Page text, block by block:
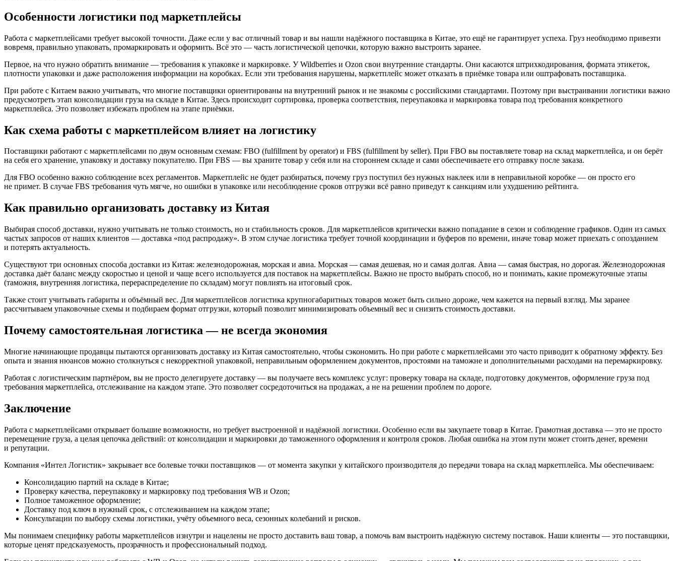
Особенности логистики под маркетплейсы
Работа с маркетплейсами требует высокой точности. Даже если у вас отличный товар и вы нашли надёжного поставщика в Китае, это ещё не гарантирует успеха. Груз необходимо привезти
вовремя, правильно упаковать, промаркировать и оформить. Всё это — часть логистической цепочки, которую важно выстроить заранее.
Первое, на что нужно обратить внимание — требования к упаковке и маркировке. У Wildberries и Ozon свои внутренние стандарты. Они касаются штрихкодирования, формата этикеток,
плотности упаковки и даже расположения информации на коробках. Если эти требования нарушены, маркетплейс может отказать в приёмке товара или оштрафовать поставщика.
При работе с Китаем важно учитывать, что многие поставщики ориентированы на внутренний рынок и не знакомы с российскими стандартами. Поэтому при выстраивании логистики важно
предусмотреть этап консолидации груза на складе в Китае. Здесь происходит сортировка, проверка соответствия, переупаковка и маркировка товара под требования конкретного
маркетплейса. Это позволяет избежать проблем на этапе приёмки.
Как схема работы с маркетплейсом влияет на логистику
Поставщики работают с маркетплейсами по двум основным схемам: FBO (fulfillment by operator) и FBS (fulfillment by seller). При FBO вы поставляете товар на склад маркетплейса, и он берёт
на себя его хранение, упаковку и доставку покупателю. При FBS — вы храните товар у себя или на стороннем складе и сами обеспечиваете его отправку после заказа.
Для FBO особенно важно соблюдение всех регламентов. Маркетплейс не будет разбираться, почему груз поступил без нужных наклеек или в неправильной коробке — он просто его
не примет. В случае FBS требования чуть мягче, но ошибки в упаковке или несоблюдение сроков отгрузки всё равно приведут к санкциям или ухудшению рейтинга.
Как правильно организовать доставку из Китая
Выбирая способ доставки, нужно учитывать не только стоимость, но и стабильность сроков. Для маркетплейсов критически важно попадание в сезон и соблюдение графиков. Один из самых
частых запросов от наших клиентов — доставка «под распродажу». В этом случае логистика требует точной координации и буферов по времени, иначе товар может приехать с опозданием
и потерять актуальность.
Существуют три основных способа доставки из Китая: железнодорожная, морская и авиа. Морская — самая дешевая, но и самая долгая. Авиа — самая быстрая, но дорогая. Железнодорожная
доставка даёт баланс между скоростью и ценой и чаще всего используется для поставок на маркетплейсы. Важно не просто выбрать способ, но и понимать, какие промежуточные этапы
(таможня, внутренняя логистика, перераспределение по складам) могут повлиять на итоговый срок.
Также стоит учитывать габариты и объёмный вес. Для маркетплейсов логистика крупногабаритных товаров может быть сильно дороже, чем кажется на первый взгляд. Мы заранее
рассчитываем упаковочные схемы и подбираем формат отгрузки, который позволит минимизировать объемный вес и снизить стоимость доставки.
Почему самостоятельная логистика — не всегда экономия
Многие начинающие продавцы пытаются организовать доставку из Китая самостоятельно, чтобы сэкономить. Но при работе с маркетплейсами это часто приводит к обратному эффекту. Без
опыта и знания нюансов можно столкнуться с некорректной упаковкой, неправильным оформлением документов, простоями на таможне и дополнительными расходами на перемаркировку.
Работая с логистическим партнёром, вы не просто делегируете доставку — вы получаете весь комплекс услуг: проверку товара на складе, подготовку документов, оформление груза под
требования маркетплейса, отслеживание на каждом этапе. Это позволяет сосредоточиться на продажах, а не на решении проблем по дороге.
Заключение
Работа с маркетплейсами открывает большие возможности, но требует выстроенной и надёжной логистики. Особенно если вы закупаете товар в Китае. Грамотная доставка — это не просто
перемещение груза, а целая цепочка действий: от консолидации и маркировки до таможенного оформления и контроля сроков. Любая ошибка на этом пути может стоить денег, времени
и репутации.
Компания «Интел Логистик» закрывает все болевые точки поставщиков — от момента закупки у китайского производителя до передачи товара на склад маркетплейса. Мы обеспечиваем:
Консолидацию партий на складе в Китае;
Проверку качества, переупаковку и маркировку под требования WB и Ozon;
Полное таможенное оформление;
Доставку под ключ в нужный срок, с отслеживанием на каждом этапе;
Консультации по выбору схемы логистики, учёту объемного веса, сезонных колебаний и рисков.
Мы понимаем специфику работы маркетплейсов изнутри и нацелены не просто доставить ваш товар, а помочь вам выстроить надёжную систему поставок. Наши клиенты — это поставщики,
которые ценят предсказуемость, прозрачность и профессиональный подход.